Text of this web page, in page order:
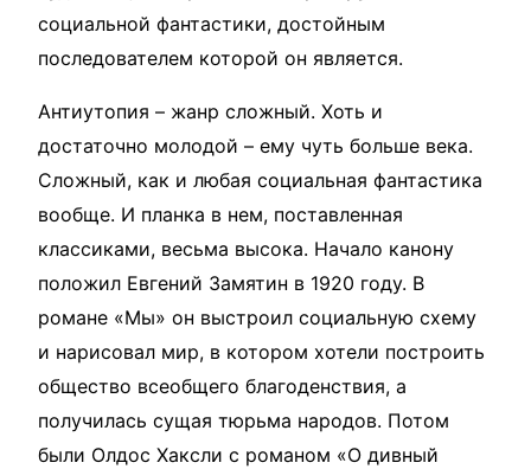
социальной фантастики, достойным
последователем которой он является.
Антиутопия – жанр сложный. Хоть и
достаточно молодой – ему чуть больше века.
Сложный, как и любая социальная фантастика
вообще. И планка в нем, поставленная
классиками, весьма высока. Начало канону
положил Евгений Замятин в 1920 году. В
романе «Мы» он выстроил социальную схему
и нарисовал мир, в котором хотели построить
общество всеобщего благоденствия, а
получилась сущая тюрьма народов. Потом
были Олдос Хаксли с романом «О дивный